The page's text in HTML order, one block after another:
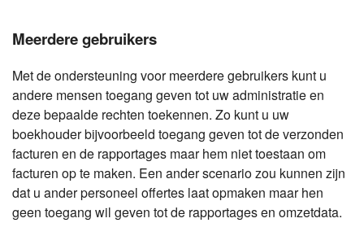
Meerdere gebruikers
Met de ondersteuning voor meerdere gebruikers kunt u
andere mensen toegang geven tot uw administratie en
deze bepaalde rechten toekennen. Zo kunt u uw
boekhouder bijvoorbeeld toegang geven tot de verzonden
facturen en de rapportages maar hem niet toestaan om
facturen op te maken. Een ander scenario zou kunnen zijn
dat u ander personeel offertes laat opmaken maar hen
geen toegang wil geven tot de rapportages en omzetdata.